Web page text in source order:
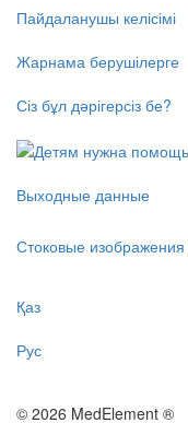
Пайдаланушы келісімі
Жарнама берушілерге
Сіз бұл дәрігерсіз бе?
Выходные данные
Стоковые изображения
Қаз
Рус
© 2026 MedElement ®